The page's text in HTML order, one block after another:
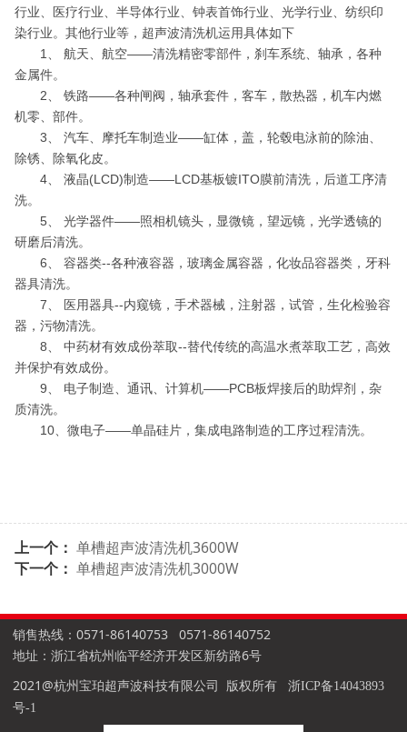
行业、医疗行业、半导体行业、钟表首饰行业、光学行业、纺织印
染行业。其他行业等，超声波清洗机运用具体如下
1、 航天、航空——清洗精密零部件，刹车系统、轴承，各种
金属件。
2、 铁路——各种闸阀，轴承套件，客车，散热器，机车内燃
机零、部件。
3、 汽车、摩托车制造业——缸体，盖，轮毂电泳前的除油、
除锈、除氧化皮。
4、 液晶(LCD)制造——LCD基板镀ITO膜前清洗，后道工序清
洗。
5、 光学器件——照相机镜头，显微镜，望远镜，光学透镜的
研磨后清洗。
6、 容器类--各种液容器，玻璃金属容器，化妆品容器类，牙科
器具清洗。
7、 医用器具--内窥镜，手术器械，注射器，试管，生化检验容
器，污物清洗。
8、 中药材有效成份萃取--替代传统的高温水煮萃取工艺，高效
并保护有效成份。
9、 电子制造、通讯、计算机——PCB板焊接后的助焊剂，杂
质清洗。
10、微电子——单晶硅片，集成电路制造的工序过程清洗。
上一个： 单槽超声波清洗机3600W
下一个： 单槽超声波清洗机3000W
销售热线：0571-86140753 0571-86140752
地址：浙江省杭州临平经济开发区新纺路6号
2021@杭州宝珀超声波科技有限公司 版权所有浙ICP备14043893
号-1